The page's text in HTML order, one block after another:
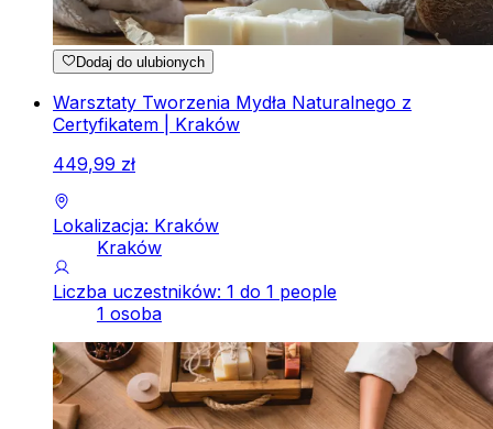
Dodaj do ulubionych
Warsztaty Tworzenia Mydła Naturalnego z
Certyfikatem | Kraków
449,99 zł
Lokalizacja: Kraków
Kraków
Liczba uczestników: 1 do 1 people
1 osoba